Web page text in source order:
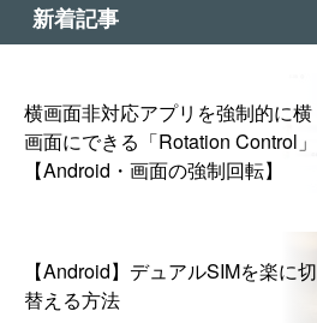
新着記事
横画面非対応アプリを強制的に横
画面にできる「Rotation Control」
【Android・画面の強制回転】
【Android】デュアルSIMを楽に切
替える方法